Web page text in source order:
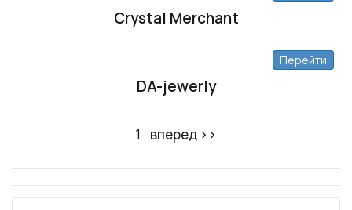
Crystal Merchant
Перейти
DA-jewerly
1 вперед ››